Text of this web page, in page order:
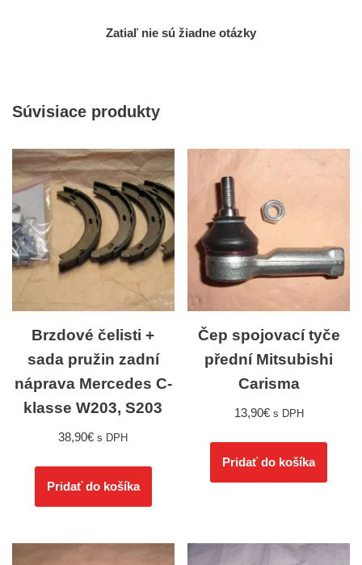
Zatiaľ nie sú žiadne otázky
Súvisiace produkty
Brzdové čelisti +
sada pružin zadní
náprava Mercedes C-
klasse W203, S203
38,90€ s DPH
Pridať do košíka
Čep spojovací tyče
přední Mitsubishi
Carisma
13,90€ s DPH
Pridať do košíka